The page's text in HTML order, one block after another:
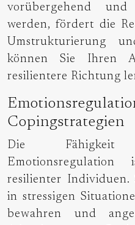
vorübergehend
werden, fördert die
Umstrukturierung
können Sie Ihren
resilientere Richtung
Copingstrategien
Die
resilienter Individuen.
in stressigen
bewahren und